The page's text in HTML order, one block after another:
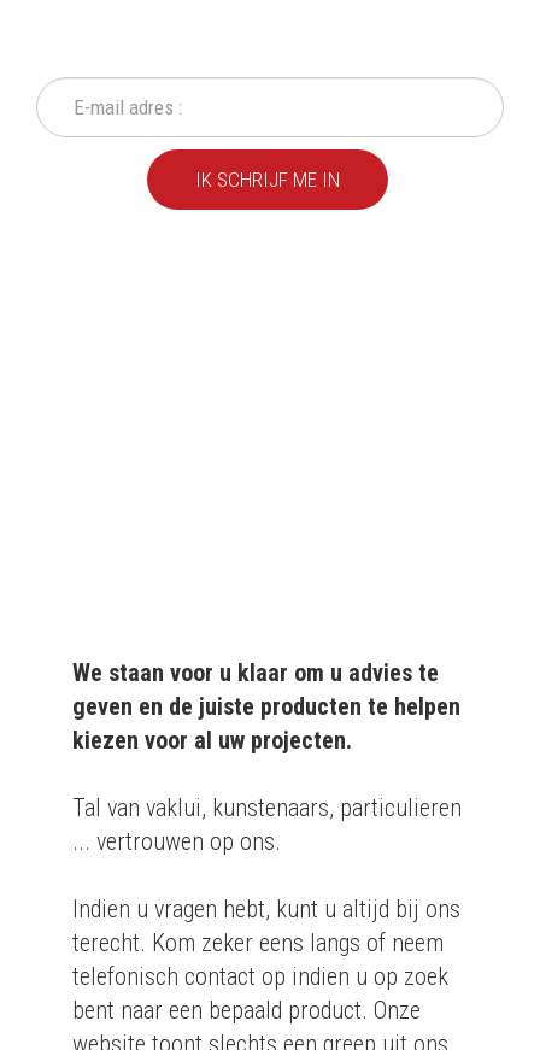
IK SCHRIJF ME IN
We staan voor u klaar om u advies te
geven en de juiste producten te helpen
kiezen voor al uw projecten.
Tal van vaklui, kunstenaars, particulieren
... vertrouwen op ons.
Indien u vragen hebt, kunt u altijd bij ons
terecht. Kom zeker eens langs of neem
telefonisch contact op indien u op zoek
bent naar een bepaald product. Onze
website toont slechts een greep uit ons